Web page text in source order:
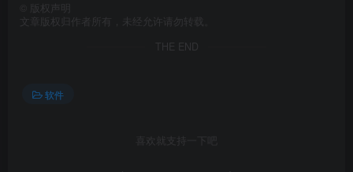
版权声明
文章版权归作者所有，未经允许请勿转载。
THE END
软件
喜欢就支持一下吧